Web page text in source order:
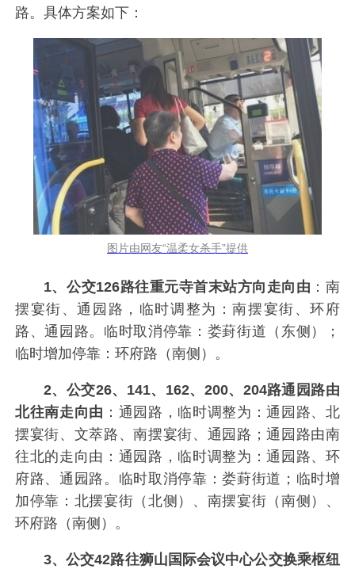
路。具体方案如下：
图片由网友“温柔女杀手”提供
1、公交126路往重元寺首末站方向走向由 ：南
摆宴街、通园路，临时调整为：南摆宴街、环府
路、通园路。临时取消停靠：娄葑街道（东侧）；
临时增加停靠：环府路（南侧）。
2、公交26、141、162、200、204路通园路由
北往南走向由 ：通园路，临时调整为：通园路、北
摆宴街、文萃路、南摆宴街、通园路；通园路由南
往北的走向由：通园路，临时调整为：通园路、环
府路、通园路。临时取消停靠：娄葑街道；临时增
加停靠：北摆宴街（北侧）、南摆宴街（南侧）、
环府路（南侧）。
3、公交42路往狮山国际会议中心公交换乘枢纽